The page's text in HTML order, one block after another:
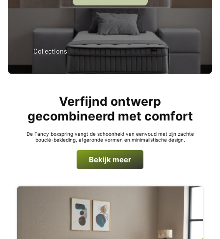
Collections
Verfijnd ontwerp
gecombineerd met comfort
De Fancy boxspring vangt de schoonheid van eenvoud met zijn zachte
bouclé-bekleding, afgeronde vormen en minimalistische design.
Bekijk meer